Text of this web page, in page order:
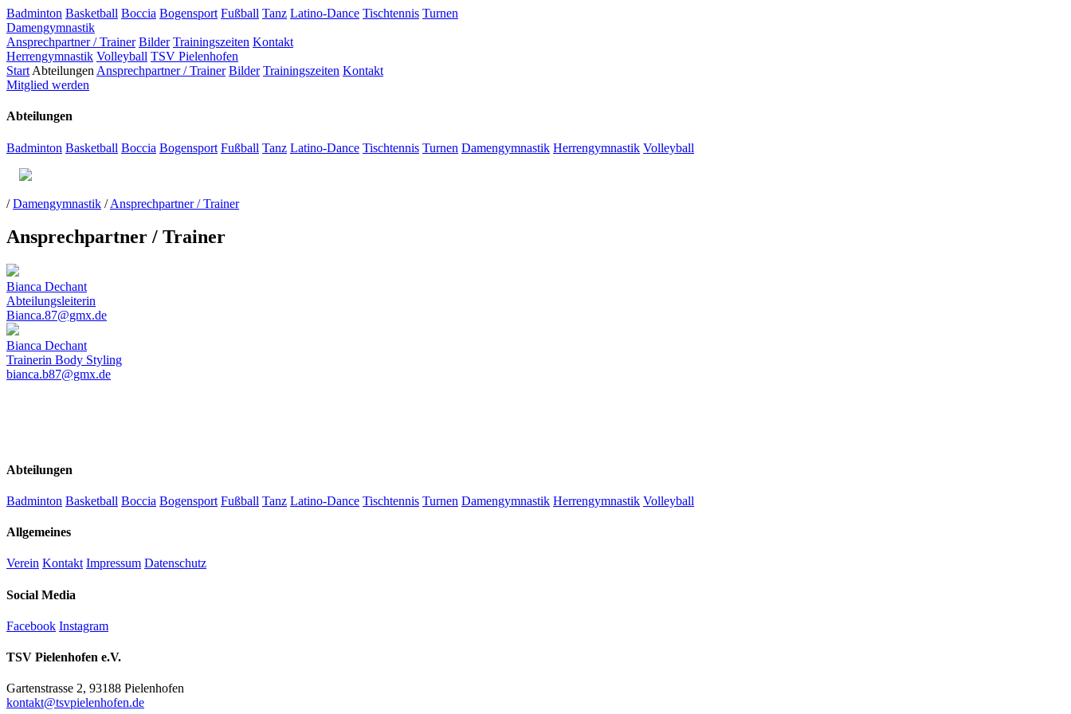
Badminton Basketball Boccia Bogensport Fußball Tanz Latino-Dance Tischtennis Turnen
Damengymnastik
Ansprechpartner / Trainer Bilder Trainingszeiten Kontakt
Herrengymnastik Volleyball TSV Pielenhofen
Start Abteilungen Ansprechpartner / Trainer Bilder Trainingszeiten Kontakt
Mitglied werden
Abteilungen
Badminton Basketball Boccia Bogensport Fußball Tanz Latino-Dance Tischtennis Turnen Damengymnastik Herrengymnastik Volleyball
/ Damengymnastik / Ansprechpartner / Trainer
Ansprechpartner / Trainer
Bianca Dechant
Abteilungsleiterin
Bianca.87@gmx.de
Bianca Dechant
Trainerin Body Styling
bianca.b87@gmx.de
Abteilungen
Badminton Basketball Boccia Bogensport Fußball Tanz Latino-Dance Tischtennis Turnen Damengymnastik Herrengymnastik Volleyball
Allgemeines
Verein Kontakt Impressum Datenschutz
Social Media
Facebook Instagram
TSV Pielenhofen e.V.
Gartenstrasse 2, 93188 Pielenhofen
kontakt@tsvpielenhofen.de